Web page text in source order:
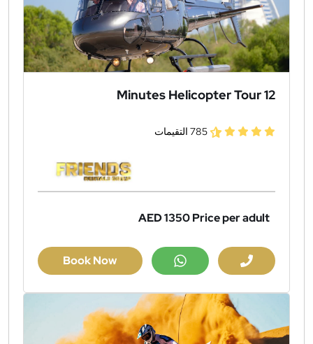
12 Minutes Helicopter Tour
785 التقيمات
AED 1350Price per adult
Book Now